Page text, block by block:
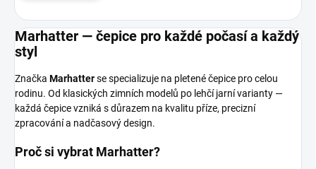
Marhatter — čepice pro každé počasí a každý
styl
Značka Marhatterse specializuje na pletené čepice pro celou
rodinu. Od klasických zimních modelů po lehčí jarní varianty —
každá čepice vzniká s důrazem na kvalitu příze, precizní
zpracování a nadčasový design.
Proč si vybrat Marhatter?